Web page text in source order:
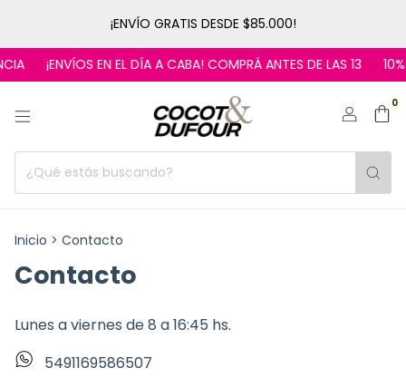
¡ENVÍO GRATIS DESDE $85.000!
¡ENVÍOS EN EL DÍA A CABA! COMPRÁ ANTES DE LAS 13 10%
0
Inicio > Contacto
Contacto
Lunes a viernes de 8 a 16:45 hs.
5491169586507